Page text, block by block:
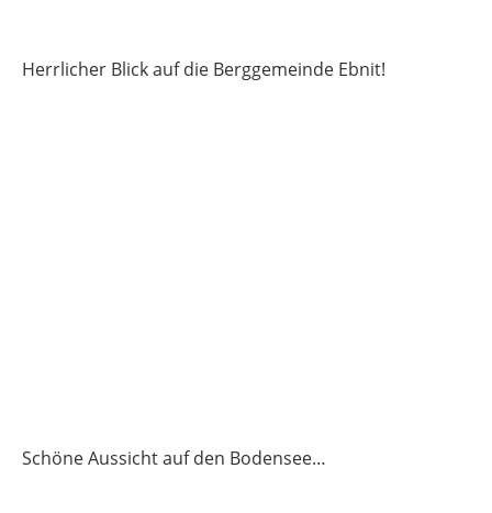
Herrlicher Blick auf die Berggemeinde Ebnit!
Schöne Aussicht auf den Bodensee…